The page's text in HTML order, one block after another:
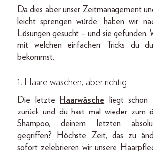
Da dies aber unser Zeitmanagement
leicht sprengen würde, haben wir
Lösungen gesucht – und sie gefunden.
mit welchen einfachen Tricks du
bekommst.
1. Haare waschen, aber richtig
Die letzte Haarwäsche liegt schon
zurück und du hast mal wieder zum
Shampoo, deinem letzten
gegriffen? Höchste Zeit, das zu
sofort zelebrieren wir unsere